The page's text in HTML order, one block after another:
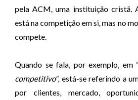
pela ACM, uma instituição cristã.
está na competição em si, mas no
compete.
Quando se fala, por exemplo, em
competitivo”, está-se referindo a
por clientes, mercado,